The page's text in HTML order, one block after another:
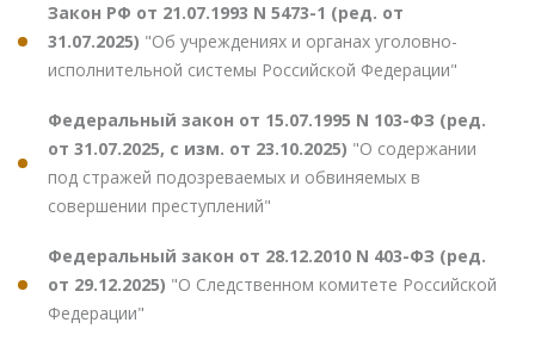
Закон РФ от 21.07.1993 N 5473-1 (ред. от
31.07.2025) "Об учреждениях и органах уголовно-
исполнительной системы Российской Федерации"
Федеральный закон от 15.07.1995 N 103-ФЗ (ред.
от 31.07.2025, с изм. от 23.10.2025) "О содержании
под стражей подозреваемых и обвиняемых в
совершении преступлений"
Федеральный закон от 28.12.2010 N 403-ФЗ (ред.
от 29.12.2025) "О Следственном комитете Российской
Федерации"